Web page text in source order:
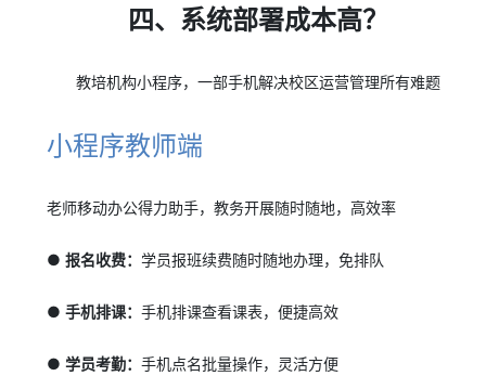
四、系统部署成本高？
教培机构小程序，一部手机解决校区运营管理所有难题
小程序教师端
老师移动办公得力助手，教务开展随时随地，高效率
● 报名收费：学员报班续费随时随地办理，免排队
● 手机排课：手机排课查看课表，便捷高效
● 学员考勤：手机点名批量操作，灵活方便